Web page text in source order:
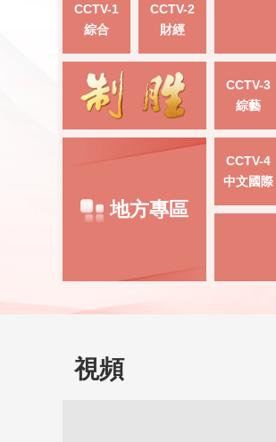
CCTV-1
綜合
CCTV-2
財經
CCTV-3
綜藝
地方專區
CCTV-4
中文國際
視頻